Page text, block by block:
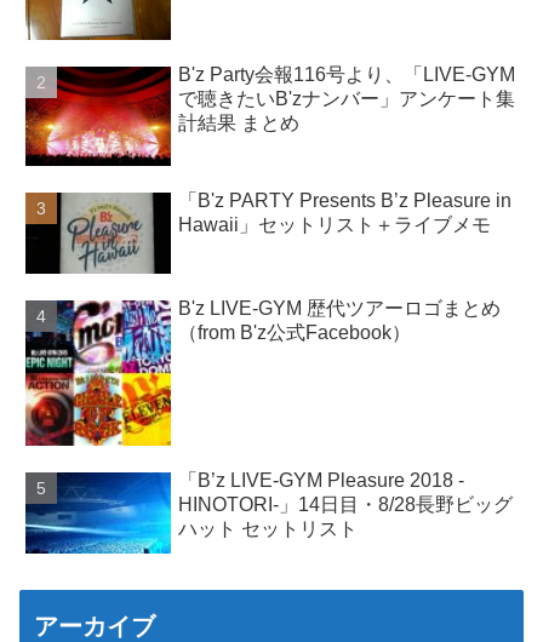
B'z Party会報116号より、「LIVE-GYM
で聴きたいB'zナンバー」アンケート集
計結果 まとめ
「B'z PARTY Presents B’z Pleasure in
Hawaii」セットリスト＋ライブメモ
B'z LIVE-GYM 歴代ツアーロゴまとめ
（from B'z公式Facebook）
「B’z LIVE-GYM Pleasure 2018 -
HINOTORI-」14日目・8/28長野ビッグ
ハット セットリスト
アーカイブ